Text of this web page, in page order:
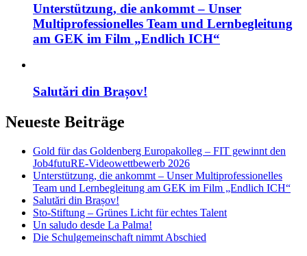
Unterstützung, die ankommt – Unser
Multiprofessionelles Team und Lernbegleitung
am GEK im Film „Endlich ICH“
Salutări din Brașov!
Neueste Beiträge
Gold für das Goldenberg Europakolleg – FIT gewinnt den
Job4futuRE-Videowettbewerb 2026
Unterstützung, die ankommt – Unser Multiprofessionelles
Team und Lernbegleitung am GEK im Film „Endlich ICH“
Salutări din Brașov!
Sto-Stiftung – Grünes Licht für echtes Talent
Un saludo desde La Palma!
Die Schulgemeinschaft nimmt Abschied